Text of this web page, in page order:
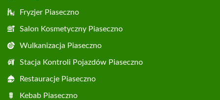
Fryzjer Piaseczno
Salon Kosmetyczny Piaseczno
Wulkanizacja Piaseczno
Stacja Kontroli Pojazdów Piaseczno
Restauracje Piaseczno
Kebab Piaseczno